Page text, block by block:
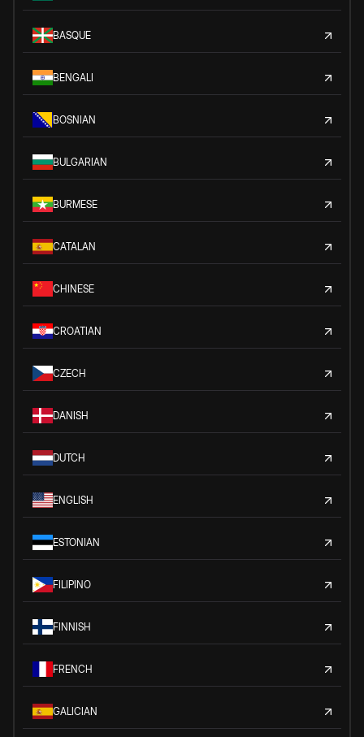
BASQUE
BENGALI
BOSNIAN
BULGARIAN
BURMESE
CATALAN
CHINESE
CROATIAN
CZECH
DANISH
DUTCH
ENGLISH
ESTONIAN
FILIPINO
FINNISH
FRENCH
GALICIAN